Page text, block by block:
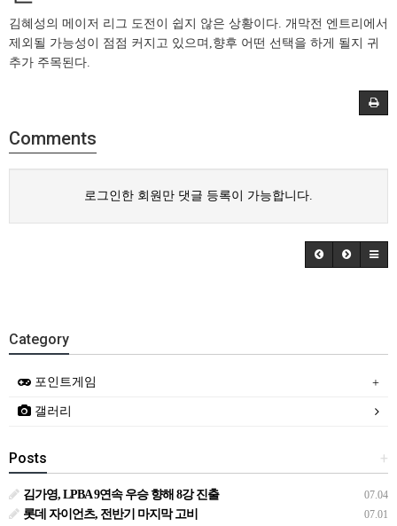
김혜성의 메이저 리그 도전이 쉽지 않은 상황이다. 개막전 엔트리에서
제외될 가능성이 점점 커지고 있으며,향후 어떤 선택을 하게 될지 귀
추가 주목된다.
Comments
로그인한 회원만 댓글 등록이 가능합니다.
Category
포인트게임
갤러리
+
Posts
07.04
김가영, LPBA 9연속 우승 향해 8강 진출
07.01
롯데 자이언츠, 전반기 마지막 고비